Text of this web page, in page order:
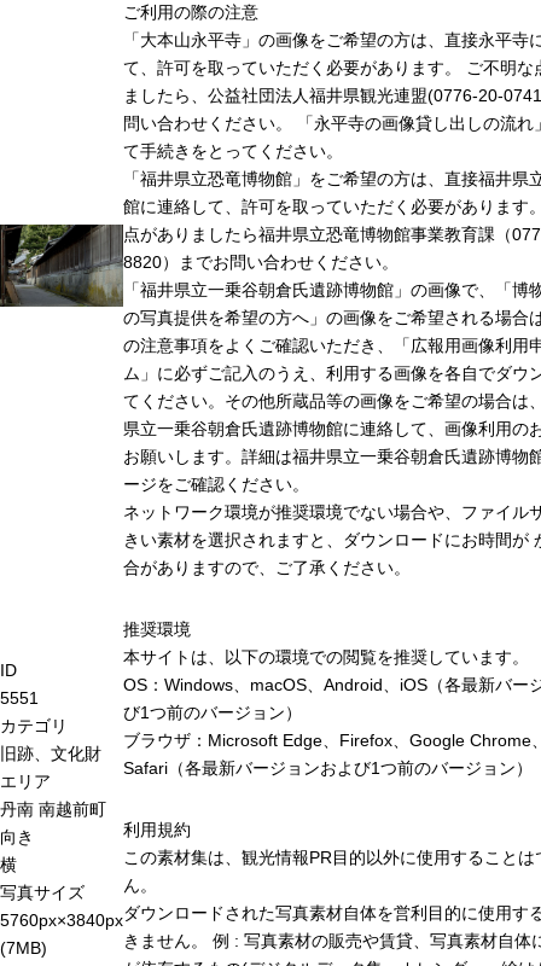
ID
5551
カテゴリ
旧跡、文化財
エリア
丹南 南越前町
向き
横
写真サイズ
5760px×3840px
(7MB)
ご利用の際の注意
「大本山永平寺」の画像をご希望の方は、直接永平寺
て、許可を取っていただく必要があります。 ご不明な
ましたら、公益社団法人福井県観光連盟(0776-20-
問い合わせください。 「永平寺の画像貸し出しの流れ
て手続きをとってください。
「福井県立恐竜博物館」をご希望の方は、直接福井県
館に連絡して、許可を取っていただく必要があります
点がありましたら福井県立恐竜博物館事業教育課（
8820）までお問い合わせください。
「福井県立一乗谷朝倉氏遺跡博物館」の画像で、「博
の写真提供を希望の方へ」の画像をご希望される場合
の注意事項をよくご確認いただき、「広報用画像利用
ム」に必ずご記入のうえ、利用する画像を各自でダウ
てください。その他所蔵品等の画像をご希望の場合は
県立一乗谷朝倉氏遺跡博物館に連絡して、画像利用の
お願いします。詳細は福井県立一乗谷朝倉氏遺跡博物
ージをご確認ください。
ネットワーク環境が推奨環境でない場合や、ファイル
きい素材を選択されますと、ダウンロードにお時間が
合がありますので、ご了承ください。
推奨環境
本サイトは、以下の環境での閲覧を推奨しています。
OS：Windows、macOS、Android、iOS（各最新バー
び1つ前のバージョン）
ブラウザ：Microsoft Edge、Firefox、Google Chrome
Safari（各最新バージョンおよび1つ前のバージョン）
利用規約
この素材集は、観光情報PR目的以外に使用することは
ん。
ダウンロードされた写真素材自体を営利目的に使用す
きません。 例 : 写真素材の販売や賃貸、写真素材自体